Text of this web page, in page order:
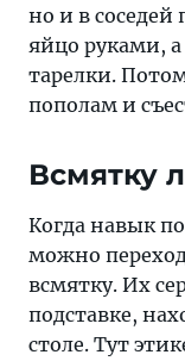
но и в
яйцо руками,
тарелки.
пополам и
Всмятку
Когда навык
можно
всмятку. Их
подставке,
столе. Тут